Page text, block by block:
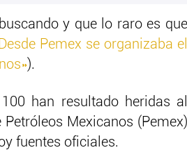
y que lo raro es que
Pemex se organizaba el
).
han resultado heridas al
Mexicanos (Pemex)
fuentes oficiales.